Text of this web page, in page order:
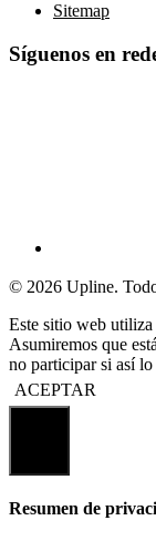
Sitemap
Síguenos en
© 2026 Upline.
Este sitio web
Asumiremos que
no participar si así lo
ACEPTAR
Resumen de